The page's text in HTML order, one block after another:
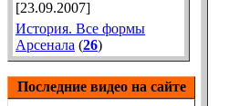
[23.09.2007]
История. Все формы
Арсенала (26)
Последние видео на сайте